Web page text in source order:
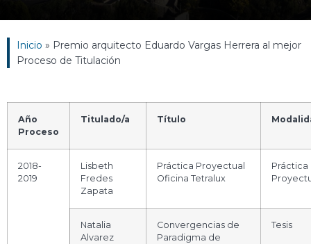
Inicio » Premio arquitecto Eduardo Vargas Herrera al mejor
Proceso de Titulación
Año
Proceso
Titulado/a Título
2018-
2019
Lisbeth
Fredes
Zapata
Práctica Proyectual
Oficina Tetralux
Práctica
Natalia
Alvarez
Convergencias de
Paradigma de
Tesis